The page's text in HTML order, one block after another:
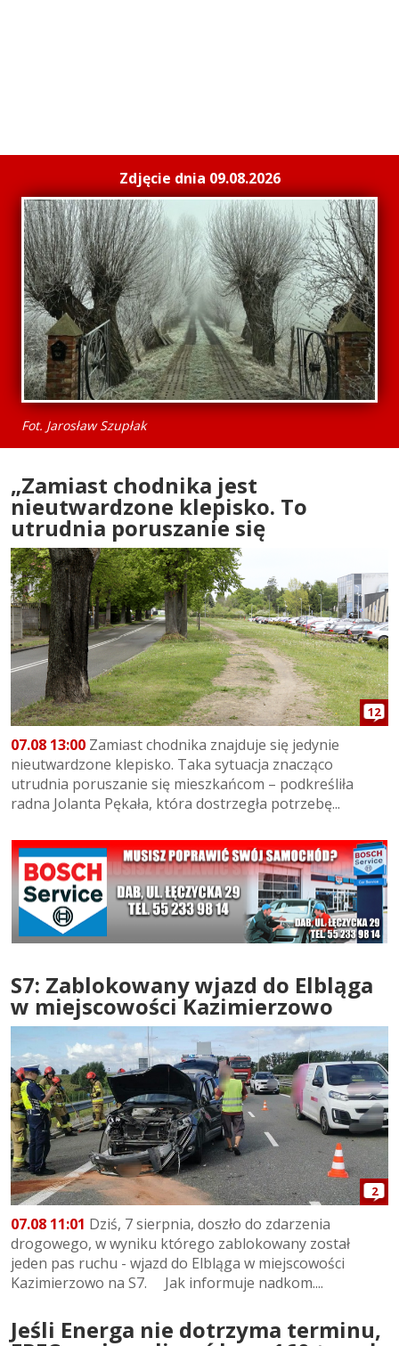
Zdjęcie dnia 09.08.2026
Fot. Jarosław Szupłak
„Zamiast chodnika jest
nieutwardzone klepisko. To
utrudnia poruszanie się
12
07.08 13:00 Zamiast chodnika znajduje się jedynie
nieutwardzone klepisko. Taka sytuacja znacząco
utrudnia poruszanie się mieszkańcom – podkreśliła
radna Jolanta Pękała, która dostrzegła potrzebę...
S7: Zablokowany wjazd do Elbląga
w miejscowości Kazimierzowo
2
07.08 11:01 Dziś, 7 sierpnia, doszło do zdarzenia
drogowego, w wyniku którego zablokowany został
jeden pas ruchu - wjazd do Elbląga w miejscowości
Kazimierzowo na S7. Jak informuje nadkom....
Jeśli Energa nie dotrzyma terminu,